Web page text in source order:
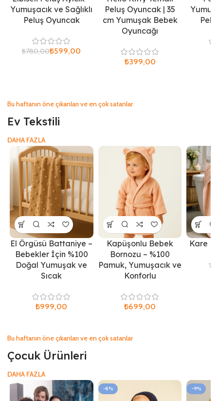
Yumuşacık ve Sağlıklı
Peluş Oyuncak
₺780,00₺599,00
Peluş Oyuncak | 35
cm Yumuşak Bebek
Oyuncağı
₺
Bu haftanın öne çıkanları ve en çok satanlar
Ev Tekstili
DAHA FAZLA
El Örgüsü Battaniye –
Bebekler İçin %100
Doğal Yumuşak ve
Sıcak
₺
Kapüşonlu Bebek
Bornozu – %100
Pamuk, Yumuşacık ve
Konforlu
₺
Kare
Bu haftanın öne çıkanları ve en çok satanlar
Çocuk Ürünleri
DAHA FAZLA
-8% -9%